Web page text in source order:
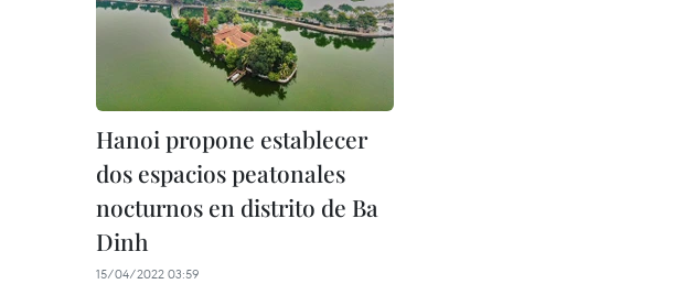
Hanoi propone establecer
dos espacios peatonales
nocturnos en distrito de Ba
Dinh
15/04/2022 03:59